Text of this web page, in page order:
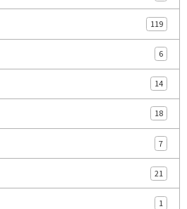
119
6
14
18
7
21
1